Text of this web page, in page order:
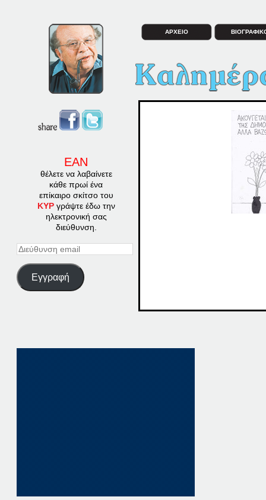
ΕΑΝ
θέλετε να λαβαίνετε
κάθε πρωί ένα
επίκαιρο σκίτσο του
ΚΥΡγράψτε έδω την
ηλεκτρονική σας
διεύθυνση.
Διεύθυνση
Εγγραφή
ΑΡΧΕΙΟ